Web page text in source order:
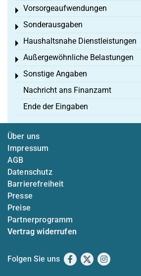
Vorsorgeaufwendungen
Toggle menu
Sonderausgaben
Toggle menu
Haushaltsnahe Dienstleistungen
Toggle menu
Außergewöhnliche Belastungen
Toggle menu
Sonstige Angaben
Toggle menu
Nachricht ans Finanzamt
Ende der Eingaben
Über uns
Impressum
AGB
Datenschutz
Barrierefreiheit
Presse
Preise
Partnerprogramm
Vertrag widerrufen
Folgen Sie uns Facebook
X Instagram